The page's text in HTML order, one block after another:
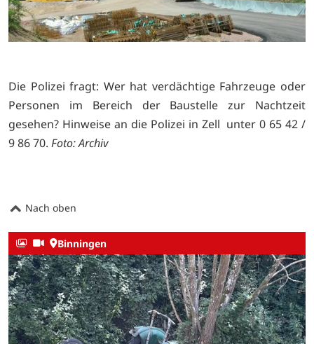
Die Polizei fragt: Wer hat verdächtige Fahrzeuge oder
Personen im Bereich der Baustelle zur Nachtzeit
gesehen? Hinweise an die Polizei in Zell unter 0 65 42 /
9 86 70. Foto: Archiv
Nach oben
Binningen